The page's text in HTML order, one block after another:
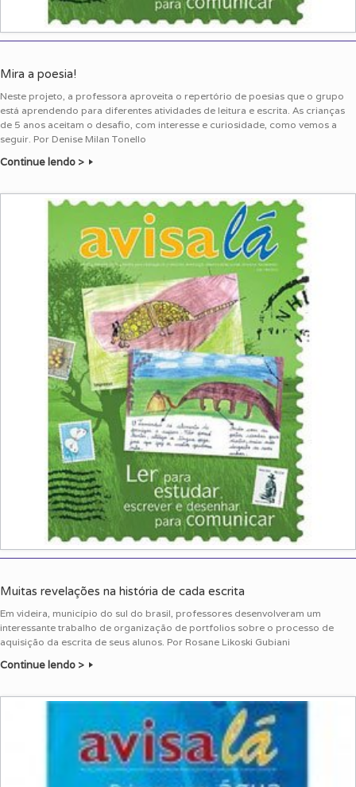
Mira a poesia!
Neste projeto, a professora aproveita o repertório de poesias que o grupo
está aprendendo para diferentes atividades de leitura e escrita. As crianças
de 5 anos aceitam o desafio, com interesse e curiosidade, como vemos a
seguir. Por Denise Milan Tonello
Continue lendo >
Muitas revelações na história de cada escrita
Em videira, município do sul do brasil, professores desenvolveram um
interessante trabalho de organização de portfolios sobre o processo de
aquisição da escrita de seus alunos. Por Rosane Likoski Gubiani
Continue lendo >